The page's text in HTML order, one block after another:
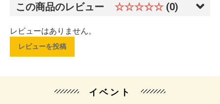
この商品のレビュー ☆☆☆☆☆ (0)
レビューはありません。
レビューを投稿
イベント